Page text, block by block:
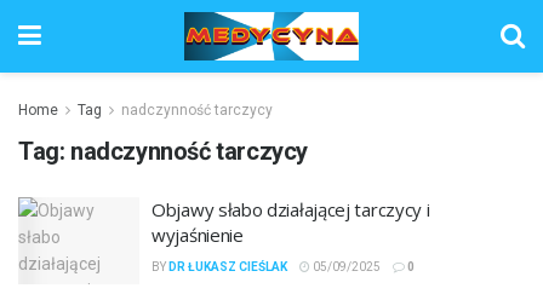
Home Tag nadczynność tarczycy
Tag: nadczynność tarczycy
Objawy słabo działającej tarczycy i
wyjaśnienie
BY DR ŁUKASZ CIEŚLAK 05/09/2025 0